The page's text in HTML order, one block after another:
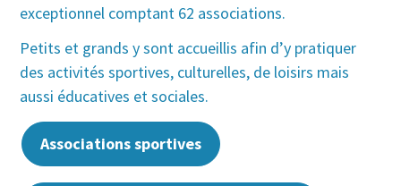
exceptionnel comptant 62 associations.
Petits et grands y sont accueillis afin d’y pratiquer
des activités sportives, culturelles, de loisirs mais
aussi éducatives et sociales.
Associations sportives